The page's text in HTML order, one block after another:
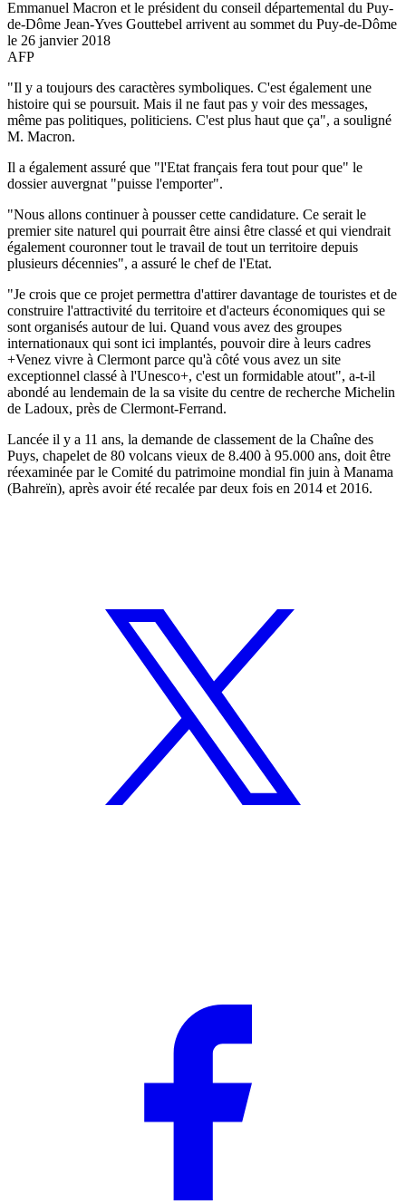
Emmanuel Macron et le président du conseil départemental du Puy-
de-Dôme Jean-Yves Gouttebel arrivent au sommet du Puy-de-Dôme
le 26 janvier 2018
AFP
"Il y a toujours des caractères symboliques. C'est également une
histoire qui se poursuit. Mais il ne faut pas y voir des messages,
même pas politiques, politiciens. C'est plus haut que ça", a souligné
M. Macron.
Il a également assuré que "l'Etat français fera tout pour que" le
dossier auvergnat "puisse l'emporter".
"Nous allons continuer à pousser cette candidature. Ce serait le
premier site naturel qui pourrait être ainsi être classé et qui viendrait
également couronner tout le travail de tout un territoire depuis
plusieurs décennies", a assuré le chef de l'Etat.
"Je crois que ce projet permettra d'attirer davantage de touristes et de
construire l'attractivité du territoire et d'acteurs économiques qui se
sont organisés autour de lui. Quand vous avez des groupes
internationaux qui sont ici implantés, pouvoir dire à leurs cadres
+Venez vivre à Clermont parce qu'à côté vous avez un site
exceptionnel classé à l'Unesco+, c'est un formidable atout", a-t-il
abondé au lendemain de la sa visite du centre de recherche Michelin
de Ladoux, près de Clermont-Ferrand.
Lancée il y a 11 ans, la demande de classement de la Chaîne des
Puys, chapelet de 80 volcans vieux de 8.400 à 95.000 ans, doit être
réexaminée par le Comité du patrimoine mondial fin juin à Manama
(Bahreïn), après avoir été recalée par deux fois en 2014 et 2016.